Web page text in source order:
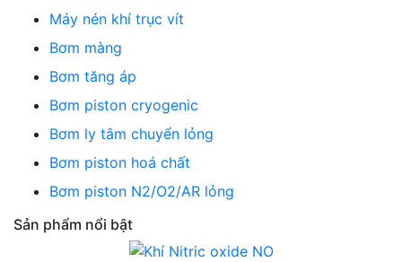
Máy nén khí trục vít
Bơm màng
Bơm tăng áp
Bơm piston cryogenic
Bơm ly tâm chuyển lỏng
Bơm piston hoá chất
Bơm piston N2/O2/AR lỏng
Sản phẩm nổi bật